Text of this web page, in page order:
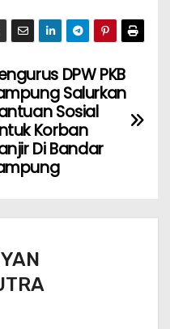
DPW PKB
Salurkan
Sosial
Korban
Di Bandar